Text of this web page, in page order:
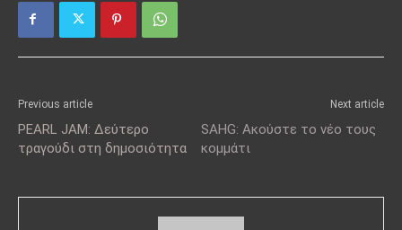
Previous article
PEARL JAM: Δεύτερο
τραγούδι στη δημοσιότητα
Next article
SAHG: Ακούστε το νέο τους
κομμάτι